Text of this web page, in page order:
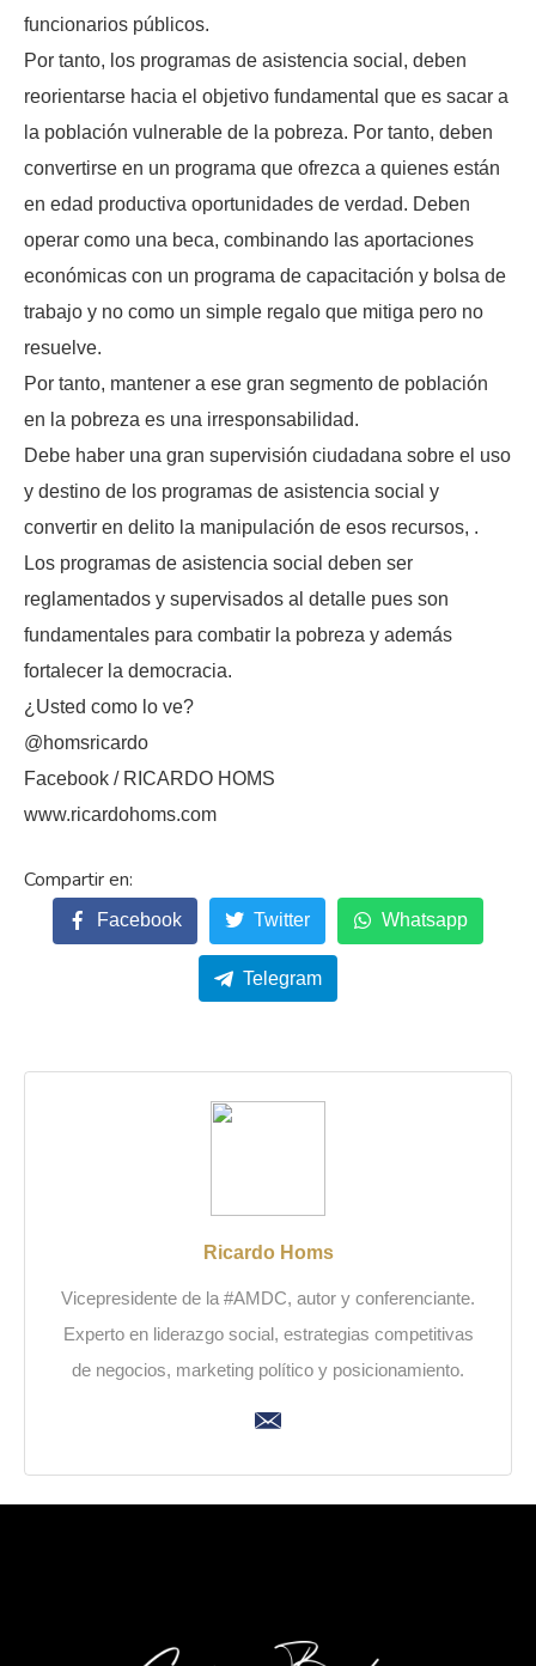
funcionarios públicos.
Por tanto, los programas de asistencia social, deben
reorientarse hacia el objetivo fundamental que es sacar a
la población vulnerable de la pobreza. Por tanto, deben
convertirse en un programa que ofrezca a quienes están
en edad productiva oportunidades de verdad. Deben
operar como una beca, combinando las aportaciones
económicas con un programa de capacitación y bolsa de
trabajo y no como un simple regalo que mitiga pero no
resuelve.
Por tanto, mantener a ese gran segmento de población
en la pobreza es una irresponsabilidad.
Debe haber una gran supervisión ciudadana sobre el uso
y destino de los programas de asistencia social y
convertir en delito la manipulación de esos recursos, .
Los programas de asistencia social deben ser
reglamentados y supervisados al detalle pues son
fundamentales para combatir la pobreza y además
fortalecer la democracia.
¿Usted como lo ve?
@homsricardo
Facebook / RICARDO HOMS
www.ricardohoms.com
Facebook Twitter Whatsapp
Telegram
Ricardo Homs
Vicepresidente de la #AMDC, autor y conferenciante.
Experto en liderazgo social, estrategias competitivas
de negocios, marketing político y posicionamiento.